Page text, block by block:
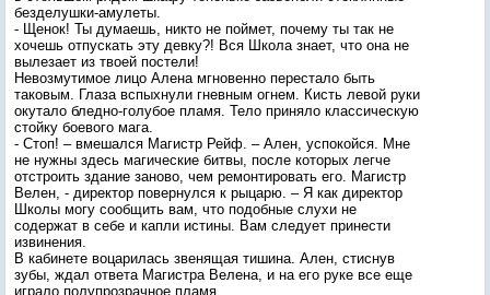
безделушки-амулеты.
- Щенок! Ты думаешь, никто не поймет, почему ты так не
хочешь отпускать эту девку?! Вся Школа знает, что она не
вылезает из твоей постели!
Невозмутимое лицо Алена мгновенно перестало быть
таковым. Глаза вспыхнули гневным огнем. Кисть левой руки
окутало бледно-голубое пламя. Тело приняло классическую
стойку боевого мага.
- Стоп! – вмешался Магистр Рейф. – Ален, успокойся. Мне
не нужны здесь магические битвы, после которых легче
отстроить здание заново, чем ремонтировать его. Магистр
Велен, - директор повернулся к рыцарю. – Я как директор
Школы могу сообщить вам, что подобные слухи не
содержат в себе и капли истины. Вам следует принести
извинения.
В кабинете воцарилась звенящая тишина. Ален, стиснув
зубы, ждал ответа Магистра Велена, и на его руке все еще
играло полупрозрачное пламя.